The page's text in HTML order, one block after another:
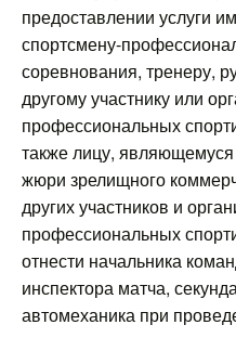
предоставлении услуги
спортсмену-
соревнования, тренеру,
другому участнику или
профессиональных
также лицу,
жюри зрелищного
других участников и
профессиональных
отнести начальника
инспектора матча,
автомеханика при